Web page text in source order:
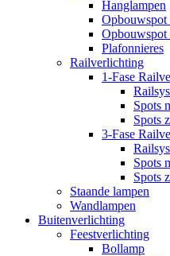
Hanglampen
Plafonnieres
Railverlichting
1-Fase
Spots
Spots
3-Fase
Spots
Spots
Staande lampen
Wandlampen
Buitenverlichting
Feestverlichting
Bollamp